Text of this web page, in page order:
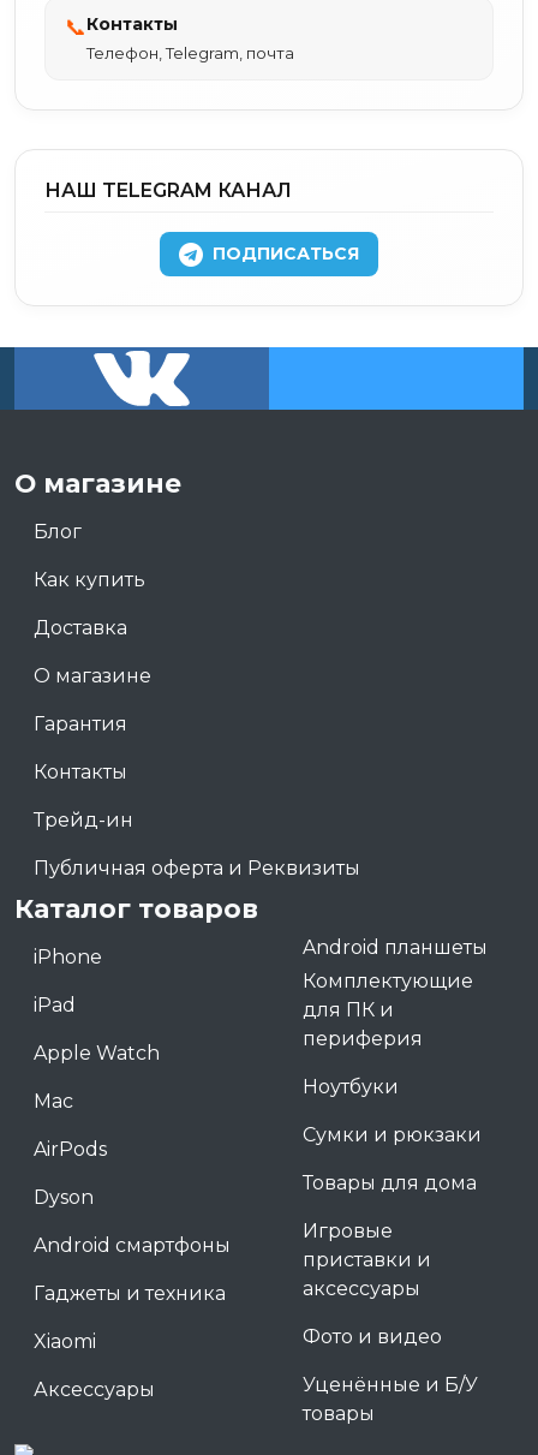
📞Контакты
Телефон, Telegram, почта
НАШ TELEGRAM КАНАЛ
ПОДПИСАТЬСЯ
О магазине
Блог
Как купить
Доставка
О магазине
Гарантия
Контакты
Трейд-ин
Публичная оферта и Реквизиты
Каталог товаров
iPhone
iPad
Apple Watch
Mac
AirPods
Dyson
Android смартфоны
Гаджеты и техника
Xiaomi
Аксессуары
Android планшеты
Комплектующие
для ПК и
периферия
Ноутбуки
Сумки и рюкзаки
Товары для дома
Игровые
приставки и
аксессуары
Фото и видео
Уценённые и Б/У
товары